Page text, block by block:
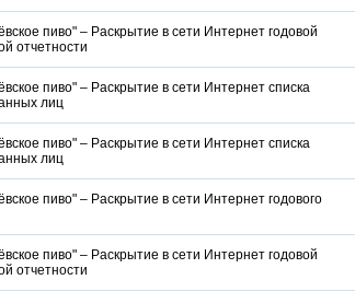
пиво" – Раскрытие в сети Интернет годовой
отчетности
пиво" – Раскрытие в сети Интернет списка
лиц
пиво" – Раскрытие в сети Интернет списка
лиц
пиво" – Раскрытие в сети Интернет годового
пиво" – Раскрытие в сети Интернет годовой
отчетности